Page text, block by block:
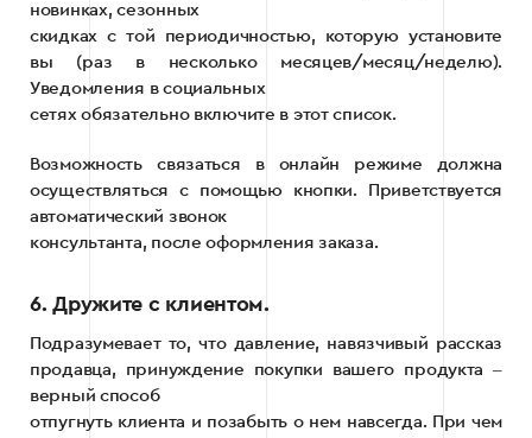
новинках, сезонных
скидках с той периодичностью, которую установите
вы (раз в несколько месяцев/месяц/неделю).
Уведомления в социальных
сетях обязательно включите в этот список.
Возможность связаться в онлайн режиме должна
осуществляться с помощью кнопки. Приветствуется
автоматический звонок
консультанта, после оформления заказа.
6. Дружите с клиентом.
Подразумевает то, что давление, навязчивый рассказ
продавца, принуждение покупки вашего продукта ‒
верный способ
отпугнуть клиента и позабыть о нем навсегда. При чем